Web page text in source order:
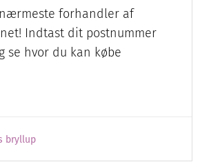
forhandler af
Indtast dit postnummer
se hvor du kan købe
bryllup